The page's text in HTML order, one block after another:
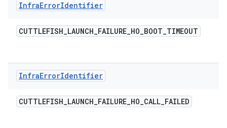
InfraErrorIdentifier
CUTTLEFISH_LAUNCH_FAILURE_HO_BOOT_TIMEOUT
InfraErrorIdentifier
CUTTLEFISH_LAUNCH_FAILURE_HO_CALL_FAILED